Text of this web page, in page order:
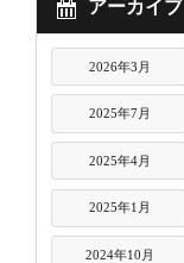
アーカイブ
2026年3月
2025年7月
2025年4月
2025年1月
2024年10月